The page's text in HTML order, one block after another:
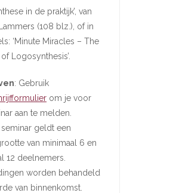
in de praktijk’, van
(108 blz.), of in
‘Minute Miracles – The
Logosynthesis’.
: Gebruik
om je voor
aan te melden.
geldt een
van minimaal 6 en
12 deelnemers.
worden behandeld
van binnenkomst.